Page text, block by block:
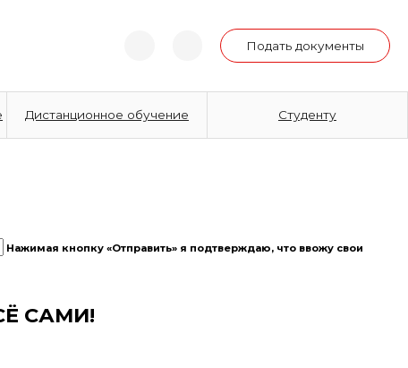
Подать документы
Дистанционное обучение Студенту
Нажимая кнопку «Отправить» я подтверждаю, что ввожу свои
САМИ!